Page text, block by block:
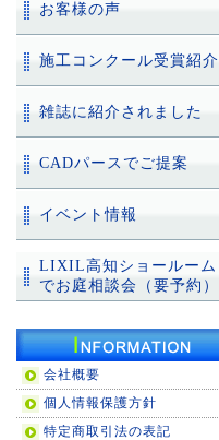
お客様の声
施工コンクール受賞紹介
雑誌に紹介されました
CADパースでご提案
イベント情報
LIXIL高知ショールーム
でお庭相談会（要予約）
会社概要
個人情報保護方針
特定商取引法の表記